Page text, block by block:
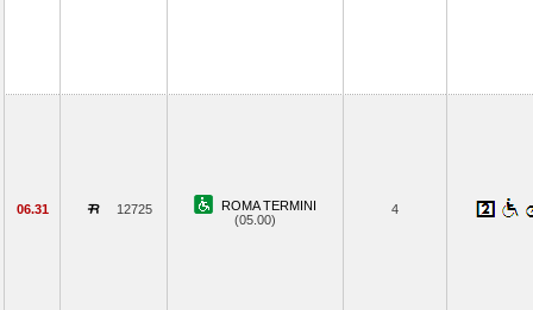
06.31 12725
ROMA TERMINI
(05.00)
4